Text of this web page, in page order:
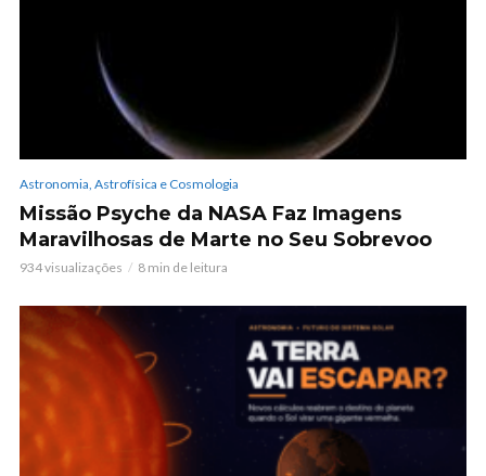
Astronomia, Astrofísica e Cosmologia
Missão Psyche da NASA Faz Imagens
Maravilhosas de Marte no Seu Sobrevoo
934 visualizações 8 min de leitura